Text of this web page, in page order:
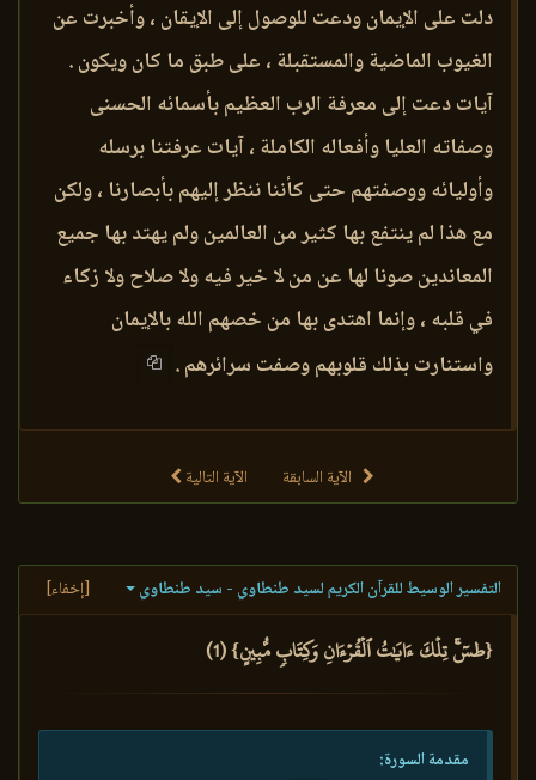
دلت على الإيمان ودعت للوصول إلى الإيقان ، وأخبرت عن
الغيوب الماضية والمستقبلة ، على طبق ما كان ويكون .
آيات دعت إلى معرفة الرب العظيم بأسمائه الحسنى
وصفاته العليا وأفعاله الكاملة ، آيات عرفتنا برسله
وأوليائه ووصفتهم حتى كأننا ننظر إليهم بأبصارنا ، ولكن
مع هذا لم ينتفع بها كثير من العالمين ولم يهتد بها جميع
المعاندين صونا لها عن من لا خير فيه ولا صلاح ولا زكاء
في قلبه ، وإنما اهتدى بها من خصهم الله بالإيمان
واستنارت بذلك قلوبهم وصفت سرائرهم .
الآية السابقة الآية التالية
التفسير الوسيط للقرآن الكريم لسيد طنطاوي - سيد طنطاوي [إخفاء]
{طسٓۚ تِلۡكَ ءَايَٰتُ ٱلۡقُرۡءَانِ وَكِتَابٖ مُّبِينٍ} (1)
مقدمة السورة: